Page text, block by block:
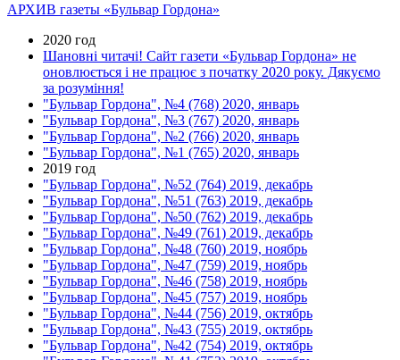
АРХИВ газеты «Бульвар Гордона»
2020 год
Шановні читачі! Сайт газети «Бульвар Гордона» не
оновлюється і не працює з початку 2020 року. Дякуємо
за розуміння!
"Бульвар Гордона", №4 (768) 2020, январь
"Бульвар Гордона", №3 (767) 2020, январь
"Бульвар Гордона", №2 (766) 2020, январь
"Бульвар Гордона", №1 (765) 2020, январь
2019 год
"Бульвар Гордона", №52 (764) 2019, декабрь
"Бульвар Гордона", №51 (763) 2019, декабрь
"Бульвар Гордона", №50 (762) 2019, декабрь
"Бульвар Гордона", №49 (761) 2019, декабрь
"Бульвар Гордона", №48 (760) 2019, ноябрь
"Бульвар Гордона", №47 (759) 2019, ноябрь
"Бульвар Гордона", №46 (758) 2019, ноябрь
"Бульвар Гордона", №45 (757) 2019, ноябрь
"Бульвар Гордона", №44 (756) 2019, октябрь
"Бульвар Гордона", №43 (755) 2019, октябрь
"Бульвар Гордона", №42 (754) 2019, октябрь